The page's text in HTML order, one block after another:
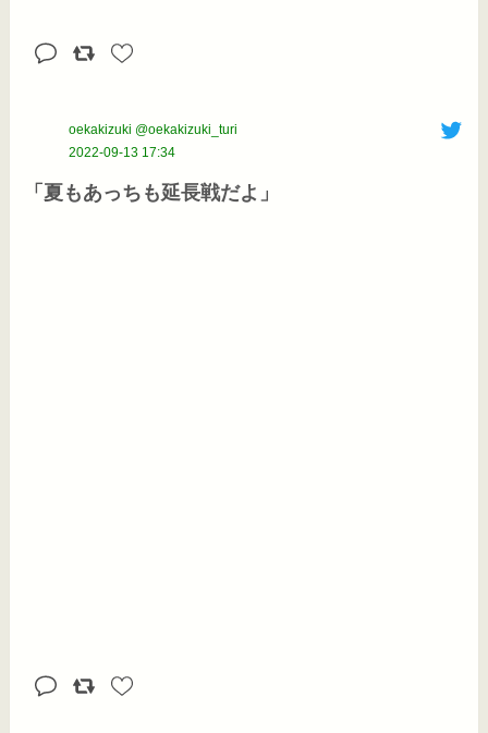
oekakizuki @oekakizuki_turi
2022-09-13 17:34
「夏もあっちも延長戦だよ」